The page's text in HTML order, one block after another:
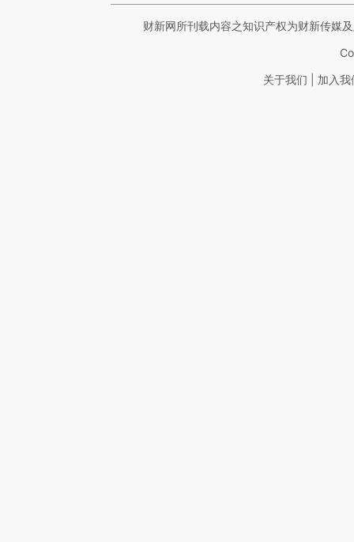
财新网所刊载内容之知识产权为财新传媒
关于我们 加入我